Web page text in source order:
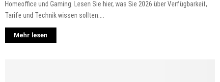
Homeoffice und Gaming. Lesen Sie hier, was Sie 2026 über Verfügbarkeit,
Tarife und Technik wissen sollten....
Mehr lesen